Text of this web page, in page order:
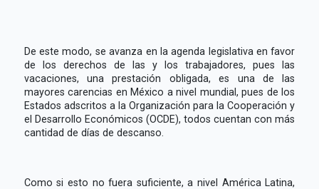
De este modo, se avanza en la agenda legislativa en favor
de los derechos de las y los trabajadores, pues las
vacaciones, una prestación obligada, es una de las
mayores carencias en México a nivel mundial, pues de los
Estados adscritos a la Organización para la Cooperación y
el Desarrollo Económicos (OCDE), todos cuentan con más
cantidad de días de descanso.
Como si esto no fuera suficiente, a nivel América Latina,